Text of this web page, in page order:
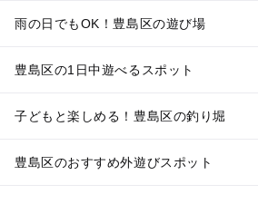
雨の日でもOK！豊島区の遊び場
豊島区の1日中遊べるスポット
子どもと楽しめる！豊島区の釣り堀
豊島区のおすすめ外遊びスポット